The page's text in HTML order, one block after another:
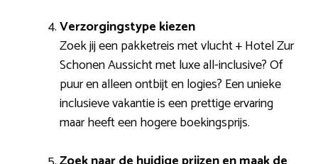
Verzorgingstype kiezen
Zoek jij een pakketreis met vlucht + Hotel Zur
Schonen Aussicht met luxe all-inclusive? Of
puur en alleen ontbijt en logies? Een unieke
inclusieve vakantie is een prettige ervaring
maar heeft een hogere boekingsprijs.